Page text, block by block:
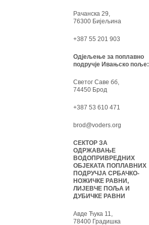
Рачанска 29,
76300 Бијељина
+387 55 201 903
Одјељење за поплавно
подручје Ивањско поље:
Светог Саве бб,
74450 Брод
+387 53 610 471
brod@voders.org
СЕКТОР ЗА
ОДРЖАВАЊЕ
ВОДОПРИВРЕДНИХ
ОБЈЕКАТА ПОПЛАВНИХ
ПОДРУЧЈА СРБАЧКО-
НОЖИЧКЕ РАВНИ,
ЛИЈЕВЧЕ ПОЉА И
ДУБИЧКЕ РАВНИ
Авде Ћука 11,
78400 Градишка